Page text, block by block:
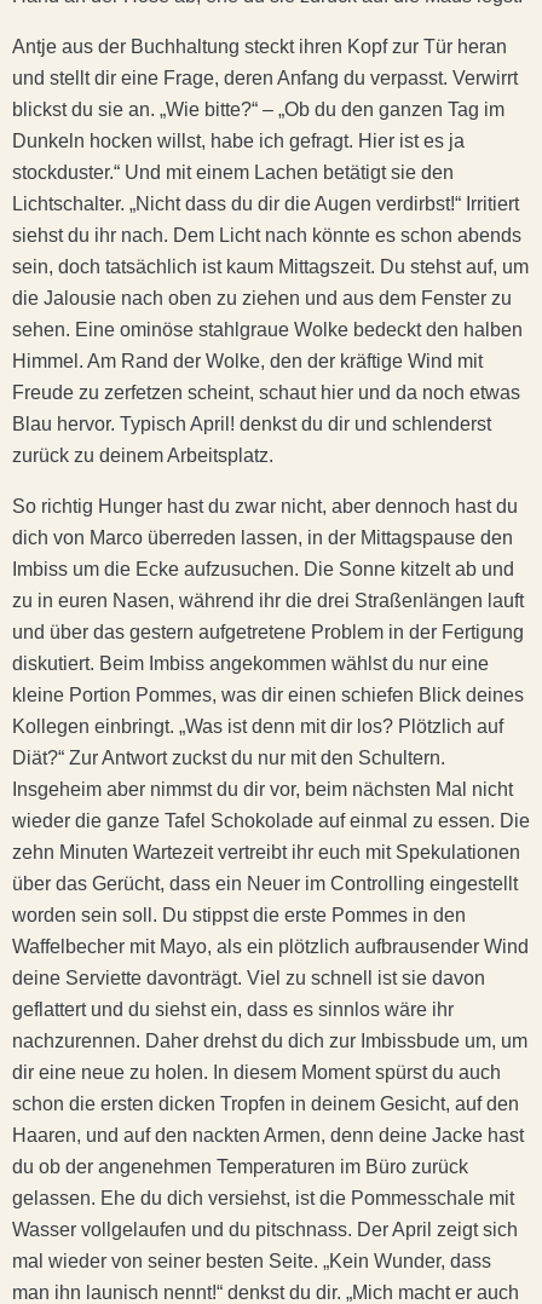
Antje aus der Buchhaltung steckt ihren Kopf zur Tür heran
und stellt dir eine Frage, deren Anfang du verpasst. Verwirrt
blickst du sie an. „Wie bitte?“ – „Ob du den ganzen Tag im
Dunkeln hocken willst, habe ich gefragt. Hier ist es ja
stockduster.“ Und mit einem Lachen betätigt sie den
Lichtschalter. „Nicht dass du dir die Augen verdirbst!“ Irritiert
siehst du ihr nach. Dem Licht nach könnte es schon abends
sein, doch tatsächlich ist kaum Mittagszeit. Du stehst auf, um
die Jalousie nach oben zu ziehen und aus dem Fenster zu
sehen. Eine ominöse stahlgraue Wolke bedeckt den halben
Himmel. Am Rand der Wolke, den der kräftige Wind mit
Freude zu zerfetzen scheint, schaut hier und da noch etwas
Blau hervor. Typisch April! denkst du dir und schlenderst
zurück zu deinem Arbeitsplatz.
So richtig Hunger hast du zwar nicht, aber dennoch hast du
dich von Marco überreden lassen, in der Mittagspause den
Imbiss um die Ecke aufzusuchen. Die Sonne kitzelt ab und
zu in euren Nasen, während ihr die drei Straßenlängen lauft
und über das gestern aufgetretene Problem in der Fertigung
diskutiert. Beim Imbiss angekommen wählst du nur eine
kleine Portion Pommes, was dir einen schiefen Blick deines
Kollegen einbringt. „Was ist denn mit dir los? Plötzlich auf
Diät?“ Zur Antwort zuckst du nur mit den Schultern.
Insgeheim aber nimmst du dir vor, beim nächsten Mal nicht
wieder die ganze Tafel Schokolade auf einmal zu essen. Die
zehn Minuten Wartezeit vertreibt ihr euch mit Spekulationen
über das Gerücht, dass ein Neuer im Controlling eingestellt
worden sein soll. Du stippst die erste Pommes in den
Waffelbecher mit Mayo, als ein plötzlich aufbrausender Wind
deine Serviette davonträgt. Viel zu schnell ist sie davon
geflattert und du siehst ein, dass es sinnlos wäre ihr
nachzurennen. Daher drehst du dich zur Imbissbude um, um
dir eine neue zu holen. In diesem Moment spürst du auch
schon die ersten dicken Tropfen in deinem Gesicht, auf den
Haaren, und auf den nackten Armen, denn deine Jacke hast
du ob der angenehmen Temperaturen im Büro zurück
gelassen. Ehe du dich versiehst, ist die Pommesschale mit
Wasser vollgelaufen und du pitschnass. Der April zeigt sich
mal wieder von seiner besten Seite. „Kein Wunder, dass
man ihn launisch nennt!“ denkst du dir. „Mich macht er auch